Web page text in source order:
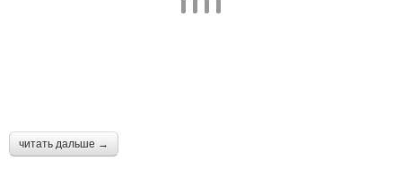
читать дальше →